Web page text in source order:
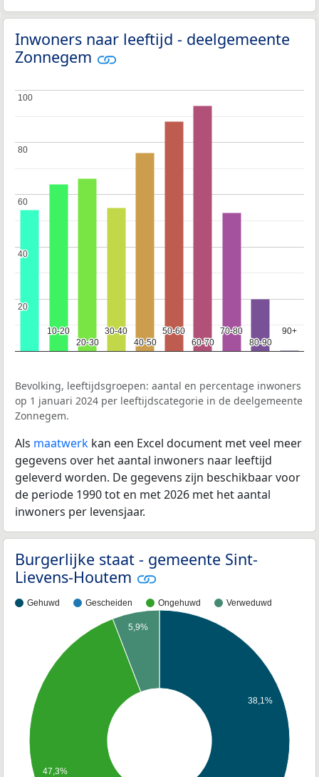
Inwoners naar leeftijd - deelgemeente
Zonnegem
10-20
10-20
20-30
20-30
30-40
30-40
40-50
40-50
50-60
50-60
60-70
60-70
70-80
70-80
80-90
80-90
90+
90+
20
20
40
40
60
60
80
80
100
100
Bevolking, leeftijdsgroepen: aantal en percentage inwoners
op 1 januari 2024 per leeftijdscategorie in de deelgemeente
Zonnegem.
Als maatwerk kan een Excel document met veel meer
gegevens over het aantal inwoners naar leeftijd
geleverd worden. De gegevens zijn beschikbaar voor
de periode 1990 tot en met 2026 met het aantal
inwoners per levensjaar.
Burgerlijke staat - gemeente Sint-
Lievens-Houtem
Gehuwd Gescheiden Ongehuwd Verweduwd
38,1%
5,9%
47,3%